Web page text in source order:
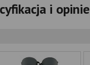
i opinie